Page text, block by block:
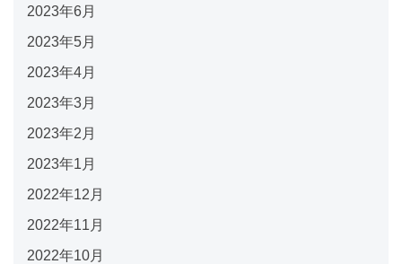
2023年6月
2023年5月
2023年4月
2023年3月
2023年2月
2023年1月
2022年12月
2022年11月
2022年10月